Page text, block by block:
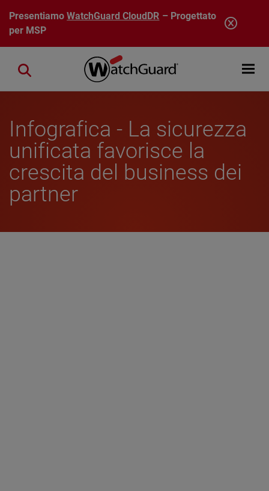
Salta al contenuto principale
PresentiamoWatchGuard CloudDR – Progettato
per MSP
Open
Close search
Infografica - La sicurezza
unificata favorisce la
crescita del business dei
partner